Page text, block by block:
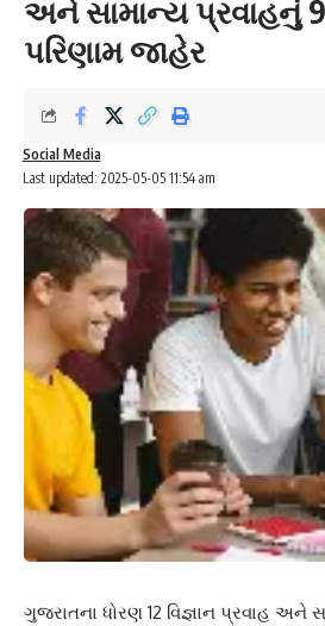
અને સામાન્ય પ્રવાહનું
પરિણામ જાહેર
Last updated: 2025-05-05 11:54 am
Social Media
ગુજરાતના ધોરણ 12 વિજ્ઞાન પ્રવાહ અને